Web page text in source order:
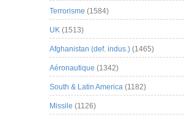
Terrorisme (1584)
UK (1513)
Afghanistan (def. indus.) (1465)
Aéronautique (1342)
South & Latin America (1182)
Missile (1126)